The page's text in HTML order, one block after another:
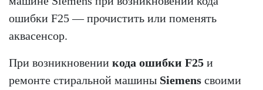
ошибки F25 — прочистить или поменять
аквасенсор.
При возникновении кода ошибки F25 и
ремонте стиральной машины Siemens своими